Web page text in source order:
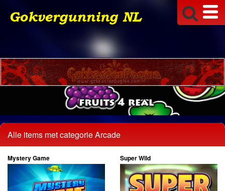
Alle items met categorie Arcade
Mystery Game Super Wild